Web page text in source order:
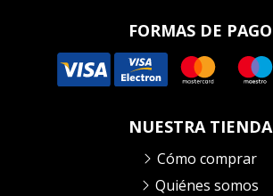
FORMAS DE PAGO
NUESTRA TIENDA
Cómo comprar
Quiénes somos